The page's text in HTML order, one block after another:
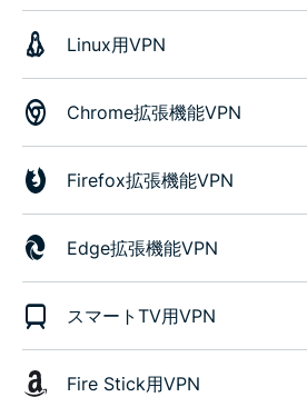
Linux用VPN
Chrome拡張機能VPN
Firefox拡張機能VPN
Edge拡張機能VPN
スマートTV用VPN
Fire Stick用VPN